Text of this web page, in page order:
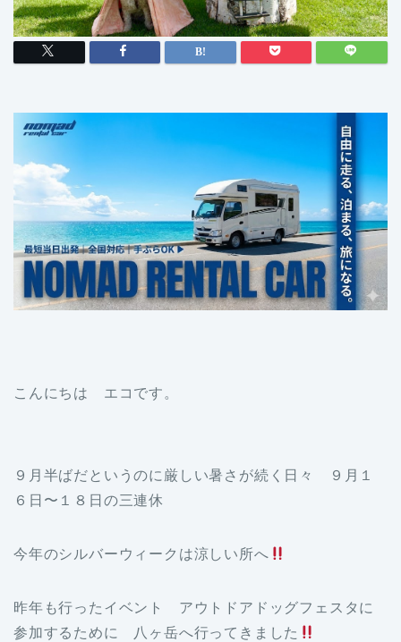
こんにちは エコです。
９月半ばだというのに厳しい暑さが続く日々 ９月１
６日〜１８日の三連休
今年のシルバーウィークは涼しい所へ
昨年も行ったイベント アウトドアドッグフェスタに
参加するために 八ヶ岳へ行ってきました